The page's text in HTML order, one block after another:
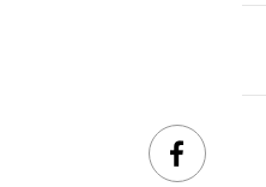
Facebook